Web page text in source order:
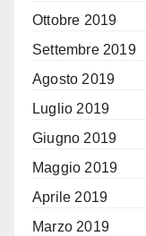
Ottobre 2019
Settembre 2019
Agosto 2019
Luglio 2019
Giugno 2019
Maggio 2019
Aprile 2019
Marzo 2019